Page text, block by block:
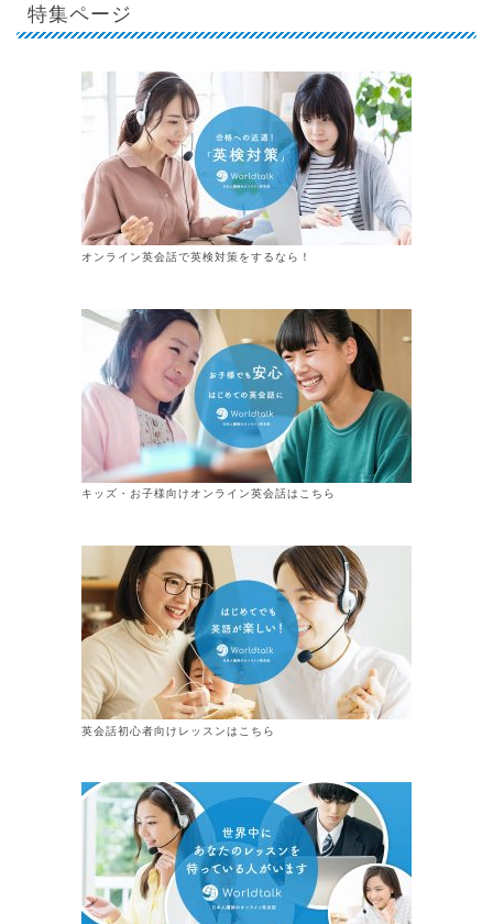
特集ページ
オンライン英会話で英検対策をするなら！
キッズ・お子様向けオンライン英会話はこちら
英会話初心者向けレッスンはこちら